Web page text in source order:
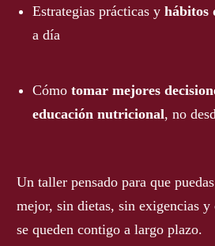
Estrategias prácticas y hábitos
a día
Cómo tomar mejores
educación nutricional, no
Un taller pensado para que
mejor, sin dietas, sin exigencias y
se queden contigo a largo plazo.